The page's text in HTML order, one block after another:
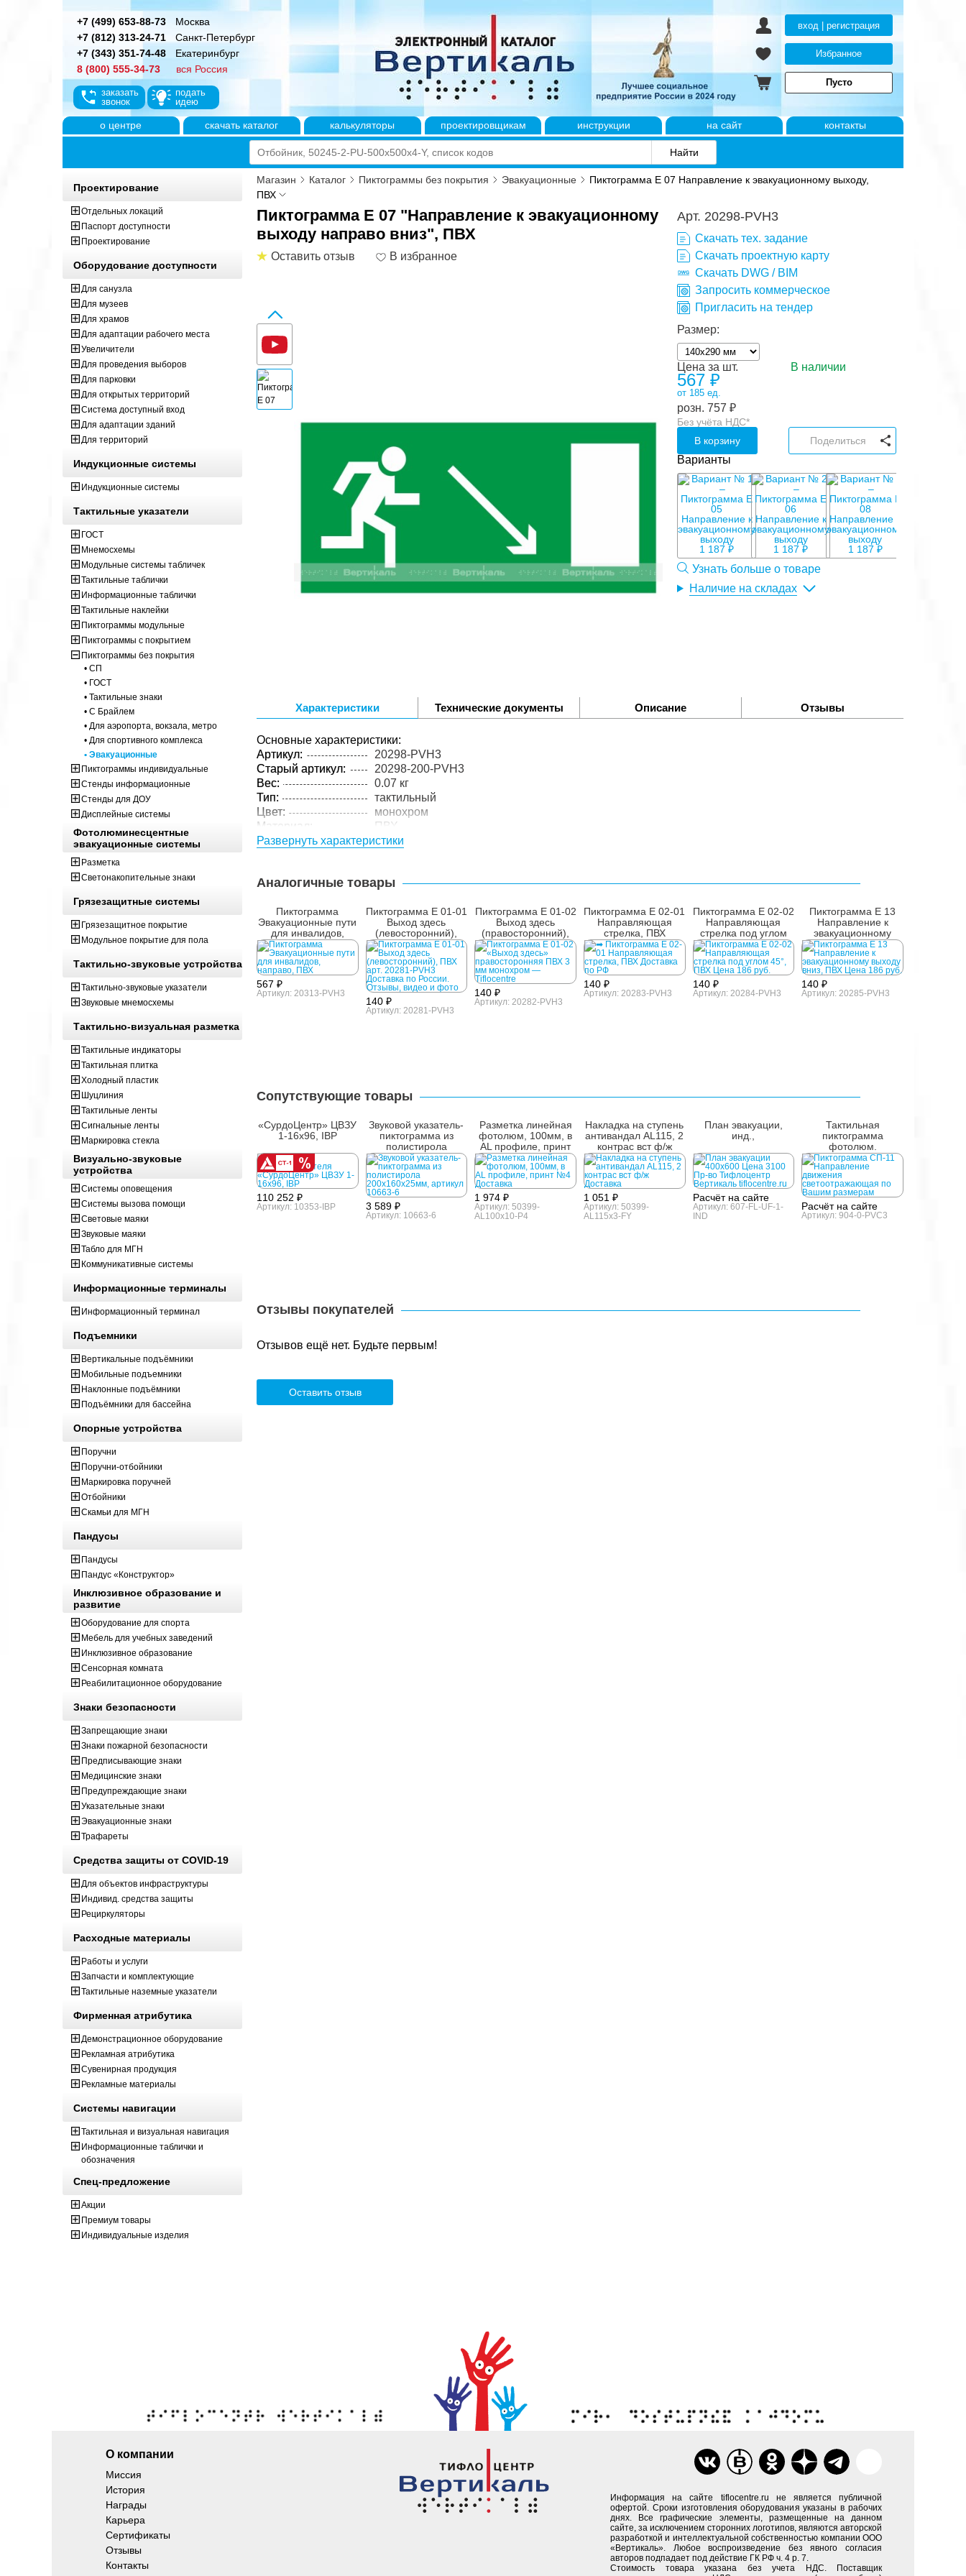
+7 (499) 653-88-73
Москва
+7 (812) 313-24-71
Санкт-Петербург
+7 (343) 351-74-48
Екатеринбург
8 (800) 555-34-73
вся Россия
заказать
звонок
подать
идею
вход | регистрация
Избранное
Пусто
о центре скачать каталог калькуляторы проектировщикам инструкции на сайт контакты
Магазин Каталог Пиктограммы без покрытия Эвакуационные
Пиктограмма E 07 Направление к эвакуационному выходу,
ПВХ
Пиктограмма E 07 "Направление к эвакуационному
выходу направо вниз", ПВХ
Оставить отзыв
Арт. 20298-PVH3
Скачать тех. задание
Скачать проектную карту
Скачать DWG / BIM
Запросить коммерческое
Пригласить на тендер
Размер:
Цена за шт.
567 ₽
от 185 ед.
розн. 757 ₽
В наличии
Без учёта НДС*
В корзину
Поделиться
Варианты
1 187 ₽ 1 187 ₽ 1 187 ₽
Узнать больше о товаре
Наличие на складах
Характеристики Технические документы Описание Отзывы
Основные характеристики:
Артикул:
20298-PVH3
Старый артикул:
20298-200-PVH3
Вес:
0.07 кг
Тип:
тактильный
Цвет:
монохром
Материал:
ПВХ
Толщина:
3 мм
Вес:
0.08 кг
Кол-во изделий в
упаковке:
Развернуть характеристики
Аналогичные товары
Пиктограмма
Эвакуационные пути
для инвалидов,
направо, ПВХ
567 ₽
Артикул: 20313-PVH3
Пиктограмма E 01-01
Выход здесь
(левосторонний),
ПВХ
140 ₽
Артикул: 20281-PVH3
Пиктограмма E 01-02
Выход здесь
(правосторонний),
ПВХ
140 ₽
Артикул: 20282-PVH3
Пиктограмма E 02-01
Направляющая
стрелка, ПВХ
140 ₽
Артикул: 20283-PVH3
Пиктограмма E 02-02
Направляющая
стрелка под углом
45°, ПВХ
140 ₽
Артикул: 20284-PVH3
Пиктограмма E 13
Направление к
эвакуационному
выходу вниз, ПВХ
140 ₽
Артикул: 20285-PVH3
Сопутствующие товары
«СурдоЦентр» ЦВЗУ
1-16х96, IBP
110 252 ₽
Артикул: 10353-IBP
Звуковой указатель-
пиктограмма из
полистирола
200x160x25мм
3 589 ₽
Артикул: 10663-6
Разметка линейная
фотолюм, 100мм, в
AL профиле, принт
№4
1 974 ₽
Артикул: 50399-
AL100x10-P4
Накладка на ступень
антивандал AL115, 2
контрас вст ф/ж
1 051 ₽
Артикул: 50399-
AL115x3-FY
План эвакуации,
инд.,
Расчёт на сайте
Артикул: 607-FL-UF-1-
IND
Тактильная
пиктограмма
фотолюм.
Расчёт на сайте
Артикул: 904-0-PVC3
Отзывы покупателей
Отзывов ещё нет. Будьте первым!
Оставить отзыв
Проектирование
Отдельных локаций
Паспорт доступности
Проектирование
Оборудование доступности
Для санузла
Для музеев
Для храмов
Для адаптации рабочего места
Увеличители
Для проведения выборов
Для парковки
Для открытых территорий
Система доступный вход
Для адаптации зданий
Для территорий
Индукционные системы
Индукционные системы
Тактильные указатели
ГОСТ
Мнемосхемы
Модульные системы табличек
Тактильные таблички
Информационные таблички
Тактильные наклейки
Пиктограммы модульные
Пиктограммы с покрытием
Пиктограммы без покрытия
• СП
• ГОСТ
• Тактильные знаки
• С Брайлем
• Для аэропорта, вокзала, метро
• Для спортивного комплекса
• Эвакуационные
Пиктограммы индивидуальные
Стенды информационные
Стенды для ДОУ
Дисплейные системы
Фотолюминесцентные
эвакуационные системы
Разметка
Светонакопительные знаки
Грязезащитные системы
Грязезащитное покрытие
Модульное покрытие для пола
Тактильно-звуковые устройства
Тактильно-звуковые указатели
Звуковые мнемосхемы
Тактильно-визуальная разметка
Тактильные индикаторы
Тактильная плитка
Холодный пластик
Шуцлиния
Тактильные ленты
Сигнальные ленты
Маркировка стекла
Визуально-звуковые
устройства
Системы оповещения
Системы вызова помощи
Световые маяки
Звуковые маяки
Табло для МГН
Коммуникативные системы
Информационные терминалы
Информационный терминал
Подъемники
Вертикальные подъёмники
Мобильные подъемники
Наклонные подъёмники
Подъёмники для бассейна
Опорные устройства
Поручни
Поручни-отбойники
Маркировка поручней
Отбойники
Скамьи для МГН
Пандусы
Пандусы
Пандус «Конструктор»
Инклюзивное образование и
развитие
Оборудование для спорта
Мебель для учебных заведений
Инклюзивное образование
Сенсорная комната
Реабилитационное оборудование
Знаки безопасности
Запрещающие знаки
Знаки пожарной безопасности
Предписывающие знаки
Медицинские знаки
Предупреждающие знаки
Указательные знаки
Эвакуационные знаки
Трафареты
Средства защиты от COVID-19
Для объектов инфраструктуры
Индивид. средства защиты
Рециркуляторы
Расходные материалы
Работы и услуги
Запчасти и комплектующие
Тактильные наземные указатели
Фирменная атрибутика
Демонстрационное оборудование
Рекламная атрибутика
Сувенирная продукция
Рекламные материалы
Системы навигации
Тактильная и визуальная навигация
Информационные таблички и
обозначения
Спец-предложение
Акции
Премиум товары
Индивидуальные изделия
О компании
Миссия
История
Награды
Карьера
Сертификаты
Отзывы
Контакты
Информация на сайте tiflocentre.ru не является публичной
офертой. Сроки изготовления оборудования указаны в рабочих
днях. Все графические элементы, размещенные на данном
сайте, за исключением сторонних логотипов, являются авторской
разработкой и интеллектуальной собственностью компании ООО
«Вертикаль». Любое воспроизведение без явного согласия
авторов подпадает под действие ГК РФ ч. 4 р. 7.
Стоимость товара указана без учета НДС. Поставщик